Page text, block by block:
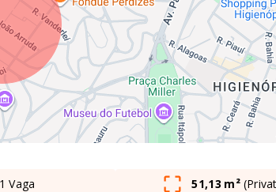
1 Vaga 51,13 m² (